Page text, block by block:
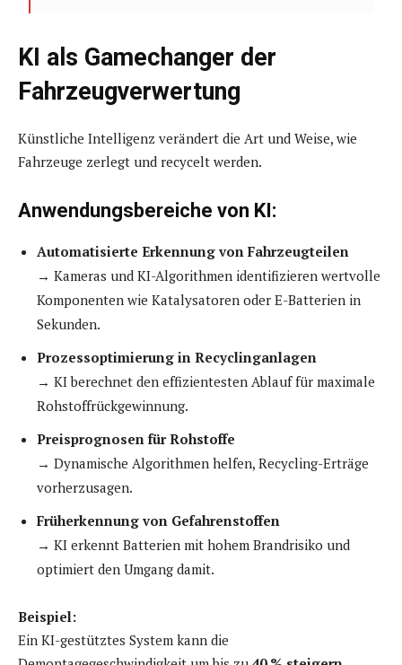
KI als Gamechanger der
Fahrzeugverwertung
Künstliche Intelligenz verändert die Art und Weise, wie
Fahrzeuge zerlegt und recycelt werden.
Anwendungsbereiche von KI:
Automatisierte Erkennung von Fahrzeugteilen
→ Kameras und KI-Algorithmen identifizieren wertvolle
Komponenten wie Katalysatoren oder E-Batterien in
Sekunden.
Prozessoptimierung in Recyclinganlagen
→ KI berechnet den effizientesten Ablauf für maximale
Rohstoffrückgewinnung.
Preisprognosen für Rohstoffe
→ Dynamische Algorithmen helfen, Recycling-Erträge
vorherzusagen.
Früherkennung von Gefahrenstoffen
→ KI erkennt Batterien mit hohem Brandrisiko und
optimiert den Umgang damit.
Beispiel:
Ein KI-gestütztes System kann die